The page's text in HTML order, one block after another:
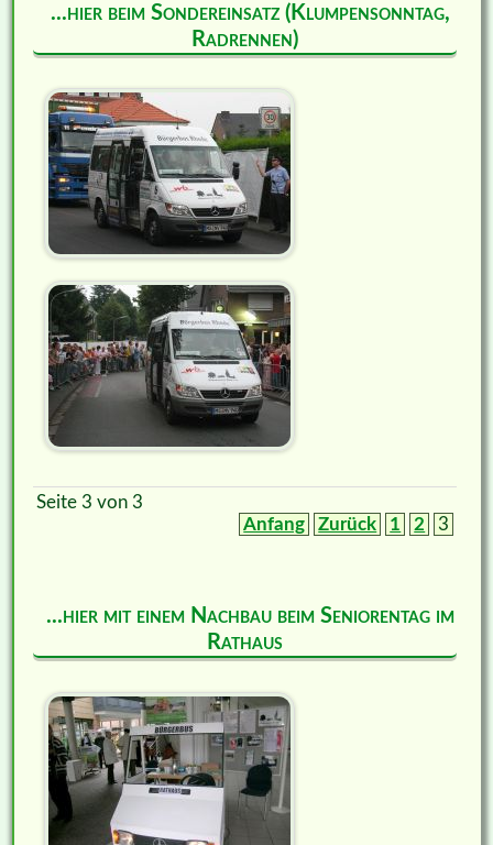
...hier beim Sondereinsatz (Klumpensonntag,
Radrennen)
Seite 3 von 3
Anfang
Zurück 1 2 3
...hier mit einem Nachbau beim Seniorentag im
Rathaus